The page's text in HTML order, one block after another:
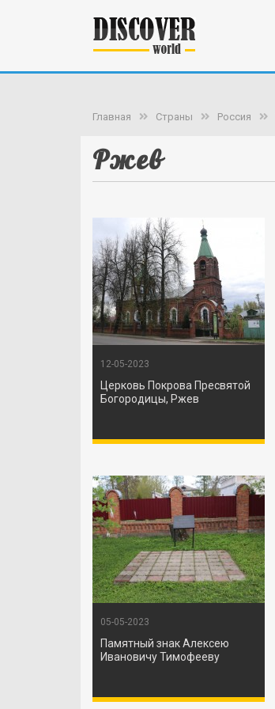
Главная Страны Россия
Ржев
12-05-2023
Церковь Покрова Пресвятой
Богородицы, Ржев
05-05-2023
Памятный знак Алексею
Ивановичу Тимофееву